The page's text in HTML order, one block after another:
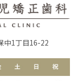
中1丁目16-22